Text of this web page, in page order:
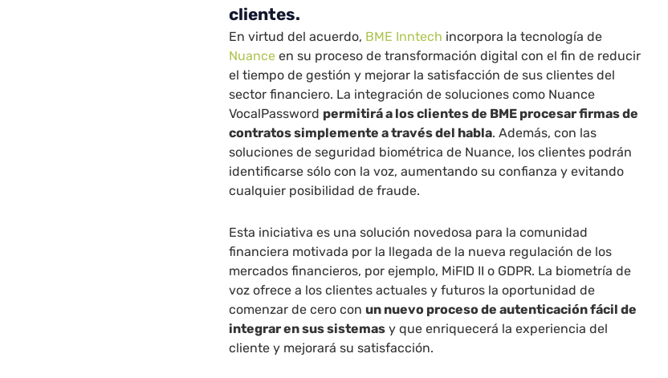
clientes.
En virtud del acuerdo, BME Inntech incorpora la tecnología de
Nuance en su proceso de transformación digital con el fin de reducir
el tiempo de gestión y mejorar la satisfacción de sus clientes del
sector financiero. La integración de soluciones como Nuance
VocalPassword permitirá a los clientes de BME procesar firmas de
contratos simplemente a través del habla. Además, con las
soluciones de seguridad biométrica de Nuance, los clientes podrán
identificarse sólo con la voz, aumentando su confianza y evitando
cualquier posibilidad de fraude.
Esta iniciativa es una solución novedosa para la comunidad
financiera motivada por la llegada de la nueva regulación de los
mercados financieros, por ejemplo, MiFID II o GDPR. La biometría de
voz ofrece a los clientes actuales y futuros la oportunidad de
comenzar de cero conun nuevo proceso de autenticación fácil de
integrar en sus sistemas y que enriquecerá la experiencia del
cliente y mejorará su satisfacción.